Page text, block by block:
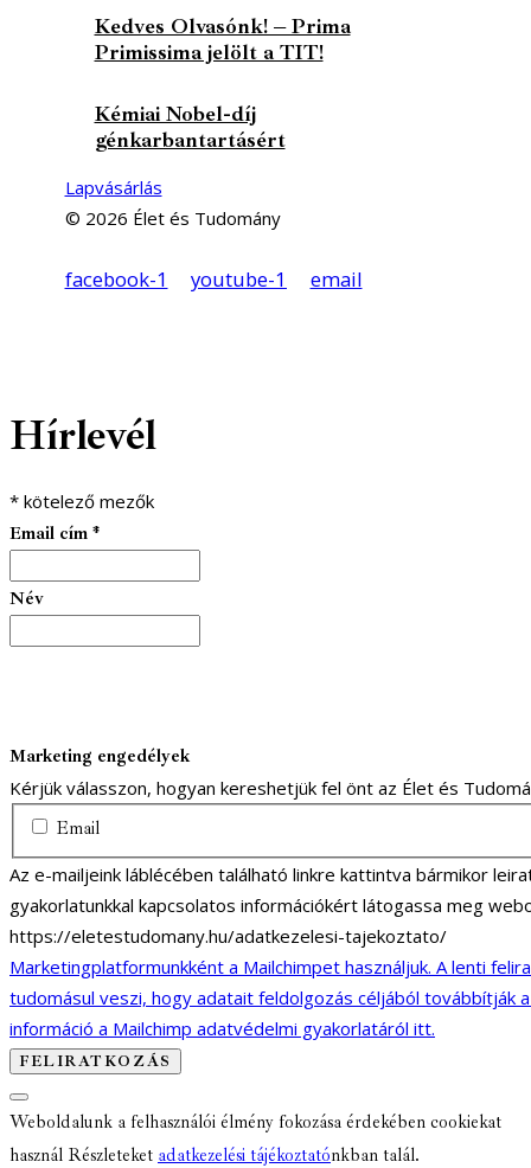
Kedves Olvasónk! – Prima
Primissima jelölt a TIT!
Kémiai Nobel-díj
génkarbantartásért
Lapvásárlás
© 2026 Élet és Tudomány
facebook-1 youtube-1 email
Hírlevél
* kötelező mezők
Email cím *
Név
Marketing engedélyek
Kérjük válasszon, hogyan kereshetjük fel önt az Élet és
Email
Az e-mailjeink láblécében található linkre kattintva bármikor
gyakorlatunkkal kapcsolatos információkért látogassa meg
https://eletestudomany.hu/adatkezelesi-tajekoztato/
Marketingplatformunkként a Mailchimpet használjuk. A lenti
tudomásul veszi, hogy adatait feldolgozás céljából továbbítják
információ a Mailchimp adatvédelmi gyakorlatáról itt.
Weboldalunk a felhasználói élmény fokozása érdekében cookiekat
használ Részleteket adatkezelési tájékoztatónkban talál.